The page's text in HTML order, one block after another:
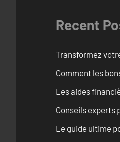
Recent
Transformez
Comment les
Les aides
Conseils experts
Le guide ultime